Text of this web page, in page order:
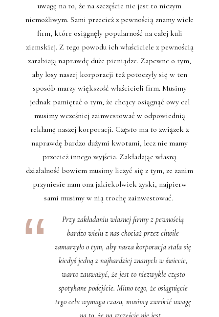
uwagę na to, że na szczęście nie jest to niczym
niemożliwym. Sami przecież z pewnością znamy wiele
firm, które osiągnęły popularność na całej kuli
ziemskiej. Z tego powodu ich właściciele z pewnością
zarabiają naprawdę duże pieniądze. Zapewne o tym,
aby losy naszej korporacji też potoczyły się w ten
sposób marzy większość właścicieli firm. Musimy
jednak pamiętać o tym, że chcący osiągnąć owy cel
musimy wcześniej zainwestować w odpowiednią
reklamę naszej korporacji. Często ma to związek z
naprawdę bardzo dużymi kwotami, lecz nie mamy
przecież innego wyjścia. Zakładając własną
działalność bowiem musimy liczyć się z tym, ze zanim
przyniesie nam ona jakiekolwiek zyski, najpierw
sami musimy w nią trochę zainwestować.
Przy zakładaniu własnej firmy z pewnością
bardzo wielu z nas chociaż przez chwile
zamarzyło o tym, aby nasza korporacja stała się
kiedyś jedną z najbardziej znanych w świecie,
warto zauważyć, że jest to niezwykle często
spotykane podejście. Mimo tego, że osiągnięcie
tego celu wymaga czasu, musimy zwrócić uwagę